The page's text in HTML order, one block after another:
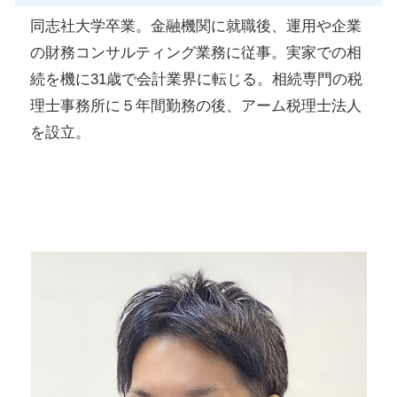
同志社大学卒業。金融機関に就職後、運用や企業
の財務コンサルティング業務に従事。実家での相
続を機に31歳で会計業界に転じる。相続専門の税
理士事務所に５年間勤務の後、アーム税理士法人
を設立。